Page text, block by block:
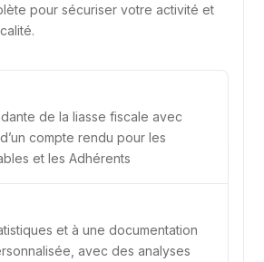
pour sécuriser votre activité et
de la liasse fiscale avec
compte rendu pour les
et les Adhérents
et à une documentation
avec des analyses